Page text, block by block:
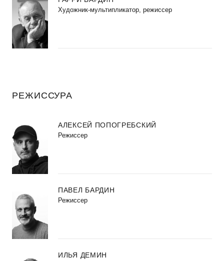
Художник-мультипликатор, режиссер
РЕЖИССУРА
АЛЕКСЕЙ ПОПОГРЕБСКИЙ
Режиссер
ПАВЕЛ БАРДИН
Режиссер
ИЛЬЯ ДЕМИН